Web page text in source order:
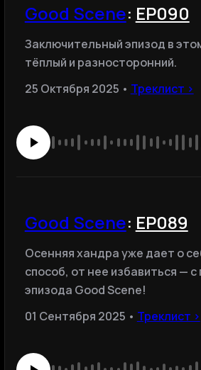
Good Scene: EP090
Заключительный эпизод в
тёплый и разносторонний.
25 Октября 2025 • Треклист ›
Good Scene: EP089
Осенняя хандра уже дает о
способ, от нее избавиться —
эпизода Good Scene!
01 Сентября 2025 • Треклист ›